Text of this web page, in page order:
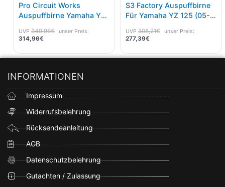
Pro Circuit Works
Auspuffbirne Yamaha YZ
UVP 349,96€ unser Preis:
314,96€
S3 Factory Auspuffbirne
Für Yamaha YZ 125 (05-
-Platinum Finish
UVP 308,21€ unser Preis:
277,39€
INFORMATIONEN
Impressum
Widerrufsbelehrung
Rücksendeanleitung
AGB
Datenschutzbelehrung
Gutachten / Zulassung